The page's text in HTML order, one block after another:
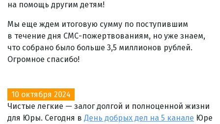
на помощь другим детям!
Мы еще ждем итоговую сумму по поступившим
в течение дня СМС-пожертвованиям, но уже знаем,
что собрано было больше 3,5 миллионов рублей.
Огромное спасибо!
10 октября 2024
Чистые легкие — залог долгой и полноценной жизни
для Юры. Сегодня в День добрых дел на 5 канале Юре